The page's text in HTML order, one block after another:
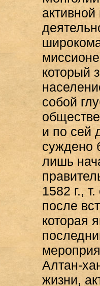
который
собой
и по сей
суждено
лишь
1582 г.,
после
которая
Алтан-
жизни,